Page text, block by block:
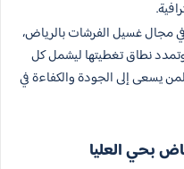
في مجال غسيل الفرشات بالرياض،
نطاق تغطيتها ليشمل كل
يسعى إلى الجودة والكفاءة في
بحي العليا